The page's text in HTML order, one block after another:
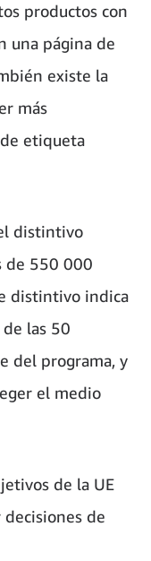
productos con
una página de
existe la
más
etiqueta
distintivo
de 550 000
distintivo indica
las 50
del programa, y
el medio
de la UE
de